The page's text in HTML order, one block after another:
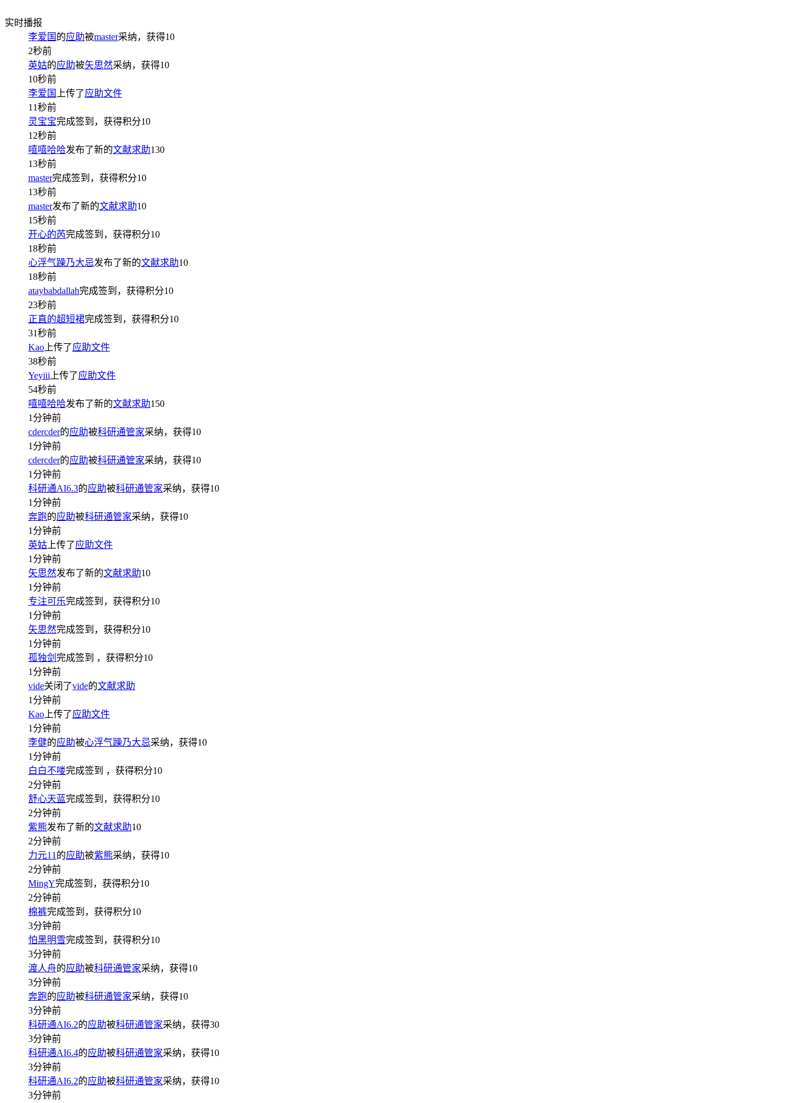
实时播报
李爱国 的应助被master采纳，获得10
2秒前
英姑的应助被矢思然采纳，获得10
10秒前
李爱国 上传了 应助文件
11秒前
灵宝宝完成签到，获得积分10
12秒前
嘻嘻哈哈发布了新的文献求助130
13秒前
master完成签到，获得积分10
13秒前
master发布了新的文献求助10
15秒前
开心的芮完成签到，获得积分10
18秒前
心浮气躁乃大忌发布了新的文献求助10
18秒前
ataybabdallah完成签到，获得积分10
23秒前
正直的超短裙完成签到，获得积分10
31秒前
Kao上传了 应助文件
38秒前
Yeyiii上传了 应助文件
54秒前
嘻嘻哈哈发布了新的文献求助150
1分钟前
cdercder的应助被科研通管家采纳，获得10
1分钟前
cdercder的应助被科研通管家采纳，获得10
1分钟前
科研通AI6.3的应助被科研通管家采纳，获得10
1分钟前
奔跑的应助被科研通管家采纳，获得10
1分钟前
英姑上传了 应助文件
1分钟前
矢思然发布了新的文献求助10
1分钟前
专注可乐完成签到，获得积分10
1分钟前
矢思然完成签到，获得积分10
1分钟前
孤独剑 完成签到 ，获得积分10
1分钟前
vide关闭了vide的文献求助
1分钟前
Kao上传了 应助文件
1分钟前
李健的应助被心浮气躁乃大忌采纳，获得10
1分钟前
白白不喽完成签到 ，获得积分10
2分钟前
舒心天蓝完成签到，获得积分10
2分钟前
紫熊发布了新的文献求助10
2分钟前
力元11的应助被紫熊采纳，获得10
2分钟前
MingY完成签到，获得积分10
2分钟前
棉裤完成签到，获得积分10
3分钟前
怕黑明雪完成签到，获得积分10
3分钟前
渡人舟的应助被科研通管家采纳，获得10
3分钟前
奔跑的应助被科研通管家采纳，获得10
3分钟前
科研通AI6.2的应助被科研通管家采纳，获得30
3分钟前
科研通AI6.4的应助被科研通管家采纳，获得10
3分钟前
科研通AI6.2的应助被科研通管家采纳，获得10
3分钟前